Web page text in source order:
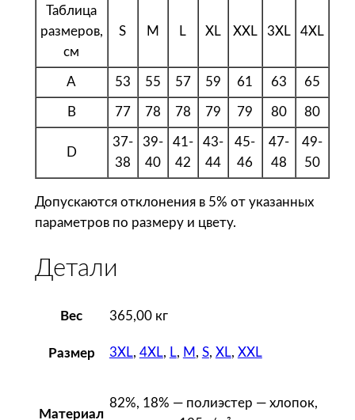
Р
б
к
у
а
Таблица
размеров,
см
S M L XL XXL 3XL 4XL
A 53 55 57 59 61 63 65
B 77 78 78 79 79 80 80
D
37-
38
39-
40
41-
42
43-
44
45-
46
47-
48
49-
50
Допускаются отклонения в 5% от указанных
параметров по размеру и цвету.
Детали
Вес 365,00 кг
Размер 3XL, 4XL, L, M , S, XL, XXL
Материал
82%, 18% — полиэстер — хлопок,